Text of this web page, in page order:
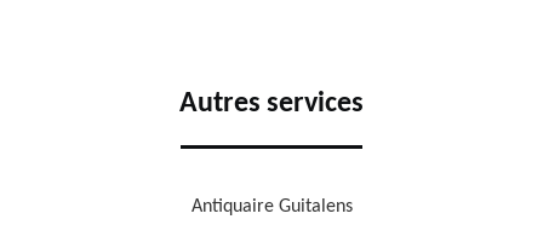
Autres services
Antiquaire Guitalens